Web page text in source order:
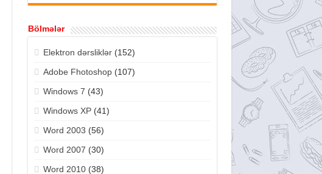
Bölmələr
Elektron dərsliklər(152)
Adobe Fhotoshop(107)
Windows 7 (43)
Windows XP(41)
Word 2003 (56)
Word 2007 (30)
Word 2010(38)